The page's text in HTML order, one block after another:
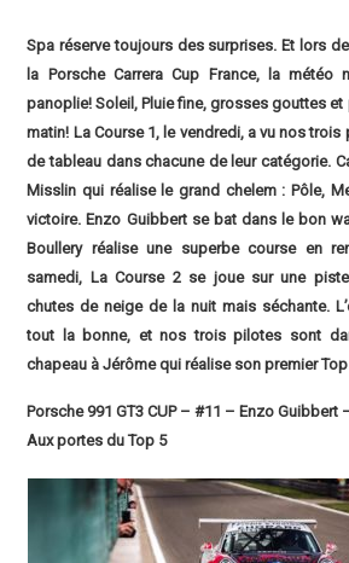
Spa réserve toujours des surprises. Et lors
la Porsche Carrera Cup France, la
panoplie! Soleil, Pluie fine, grosses gouttes
matin! La Course 1, le vendredi, a vu nos
de tableau dans chacune de leur catégorie.
Misslin qui réalise le grand chelem : Pôle,
victoire. Enzo Guibbert se bat dans le bon
Boullery réalise une superbe course en
samedi, La Course 2 se joue sur une
chutes de neige de la nuit mais séchante.
tout la bonne, et nos trois pilotes sont
chapeau à Jérôme qui réalise son premier
Porsche 991 GT3 CUP – #11 – Enzo Guibbert
Aux portes du Top 5